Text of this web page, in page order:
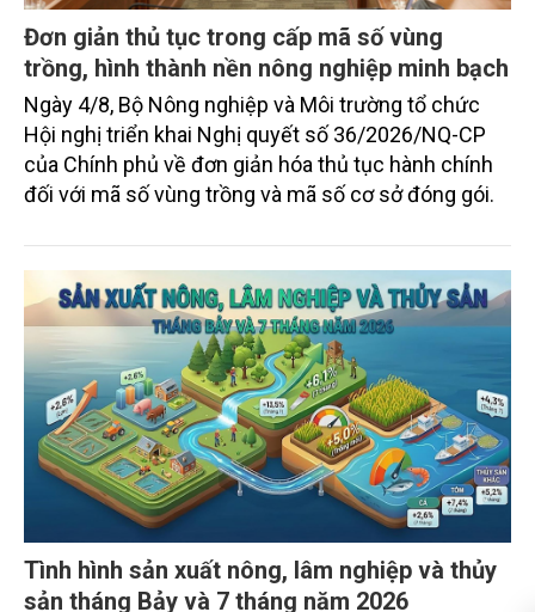
Đơn giản thủ tục trong cấp mã số vùng
trồng, hình thành nền nông nghiệp minh bạch
Ngày 4/8, Bộ Nông nghiệp và Môi trường tổ chức
Hội nghị triển khai Nghị quyết số 36/2026/NQ-CP
của Chính phủ về đơn giản hóa thủ tục hành chính
đối với mã số vùng trồng và mã số cơ sở đóng gói.